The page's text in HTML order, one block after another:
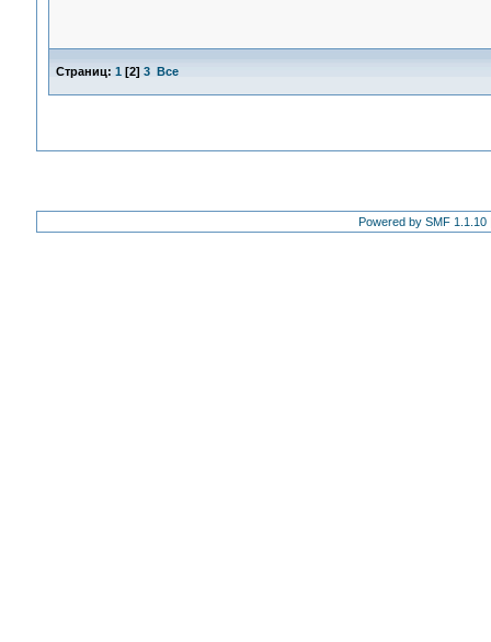
Страниц: 1 [2] 3 Все
Powered by SMF 1.1.10